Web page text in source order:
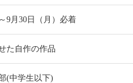
9月30日（月）必着
た自作の作品
(中学生以下)